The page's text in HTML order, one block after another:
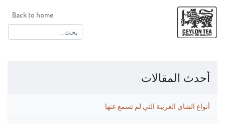
البحث
عن:
Back to home
أحدث المقالات
أنواع الشاي الغريبة التي لم تسمع عنها